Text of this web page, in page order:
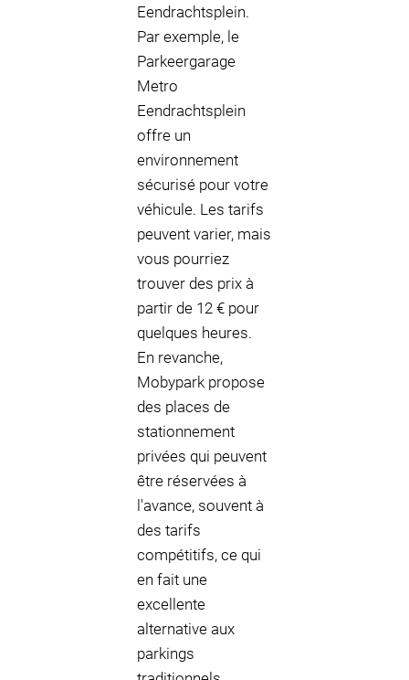
Eendrachtsplein.
Par exemple, le
Parkeergarage
Metro
Eendrachtsplein
offre un
environnement
sécurisé pour votre
véhicule. Les tarifs
peuvent varier, mais
vous pourriez
trouver des prix à
partir de 12 € pour
quelques heures.
En revanche,
Mobypark propose
des places de
stationnement
privées qui peuvent
être réservées à
l'avance, souvent à
des tarifs
compétitifs, ce qui
en fait une
excellente
alternative aux
parkings